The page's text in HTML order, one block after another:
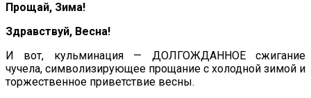
Прощай, Зима!
Здравствуй, Весна!
И вот, кульминация — ДОЛГОЖДАННОЕ сжигание
чучела, символизирующее прощание с холодной зимой и
торжественное приветствие весны.